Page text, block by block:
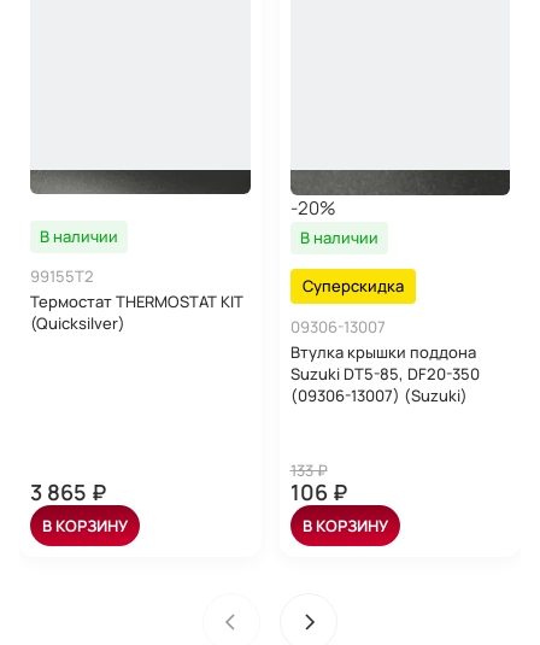
В наличии
99155T2
Термостат THERMOSTAT KIT
(Quicksilver)
3 865 ₽
В КОРЗИНУ
-20%
В наличии
Суперскидка
09306-13007
Втулка крышки поддона
Suzuki DT5-85, DF20-350
(09306-13007) (Suzuki)
133 ₽
106 ₽
В КОРЗИНУ